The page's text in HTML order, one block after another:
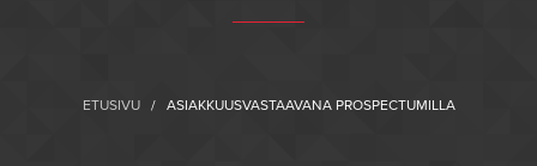
ETUSIVU / ASIAKKUUSVASTAAVANA PROSPECTUMILLA